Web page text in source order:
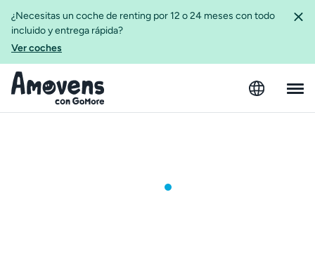
¿Necesitas un coche de renting por 12 o 24 meses con todo
incluido y entrega rápida?
Ver coches